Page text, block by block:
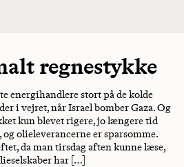
regnestykke
energihandlere stort på de kolde
i vejret, når Israel bomber Gaza. Og
kun blevet rigere, jo længere tid
olieleverancerne er sparsomme.
da man tirsdag aften kunne læse,
har […]